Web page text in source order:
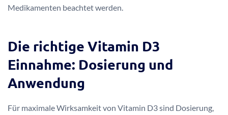
Medikamenten beachtet werden.
Die richtige Vitamin D3
Einnahme: Dosierung und
Anwendung
Für maximale Wirksamkeit von Vitamin D3 sind Dosierung,